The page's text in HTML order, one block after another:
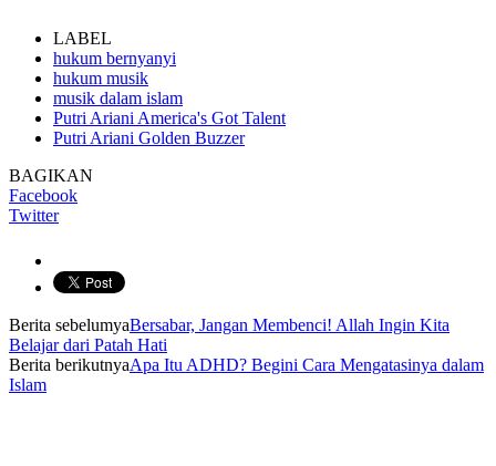
LABEL
hukum bernyanyi
hukum musik
musik dalam islam
Putri Ariani America's Got Talent
Putri Ariani Golden Buzzer
BAGIKAN
Facebook
Twitter
Berita sebelumyaBersabar, Jangan Membenci! Allah Ingin Kita
Belajar dari Patah Hati
Berita berikutnyaApa Itu ADHD? Begini Cara Mengatasinya dalam
Islam